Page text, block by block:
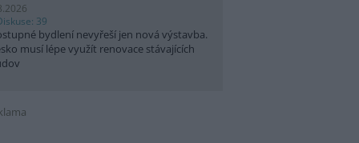
39
bydlení nevyřeší jen nová výstavba.
musí lépe využít renovace stávajících